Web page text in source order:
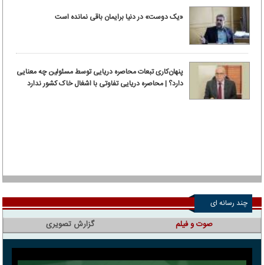
«یک دوست» در دنیا برایمان باقی نمانده است
پنهان‌کاری تبعات محاصره دریایی توسط مسئولین چه معنایی
دارد؟ | محاصره دریایی تفاوتی با اشغال خاک کشور ندارد
چند رسانه ای
صوت و فیلم گزارش تصویری